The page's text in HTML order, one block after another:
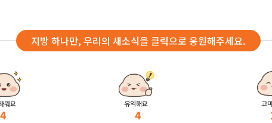
지방 하나만, 우리의 새소식을 클릭으로 응원해주세요.
워요
4
유익해요
4
고